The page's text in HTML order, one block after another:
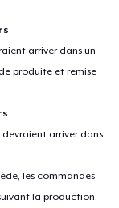
arriver dans un
produite et remise
arriver dans
les commandes
la production.